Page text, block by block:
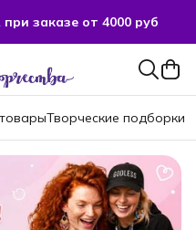
заказе от 4000 руб
заказе от 4000 руб
Творческие подборки